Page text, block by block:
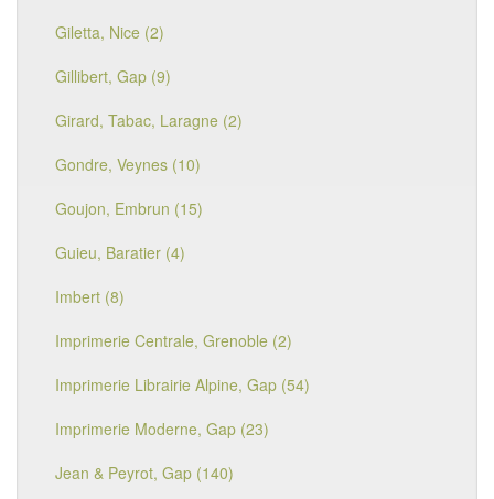
Giletta, Nice (2)
Gillibert, Gap (9)
Girard, Tabac, Laragne (2)
Gondre, Veynes (10)
Goujon, Embrun (15)
Guieu, Baratier (4)
Imbert (8)
Imprimerie Centrale, Grenoble (2)
Imprimerie Librairie Alpine, Gap (54)
Imprimerie Moderne, Gap (23)
Jean & Peyrot, Gap (140)